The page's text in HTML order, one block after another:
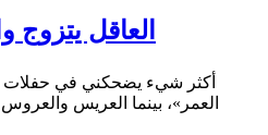
العاقل يتزوج
أكثر شيء يضحكني في حفلات
العمر»، بينما العريس